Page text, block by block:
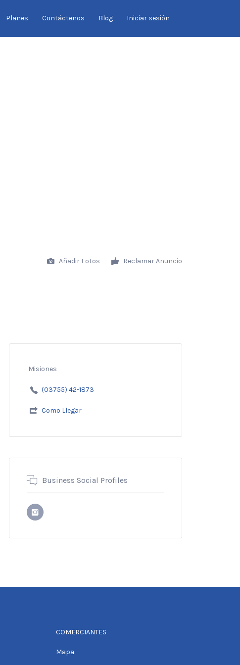
Planes Contáctenos Blog Iniciar sesión
por:
Añadir Fotos Reclamar Anuncio
Misiones
(03755) 42-1873
Como Llegar
Business Social Profiles
COMERCIANTES
Mapa